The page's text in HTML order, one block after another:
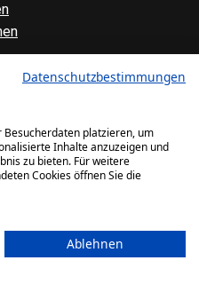
Datenschutzbestimmungen
platzieren, um
Inhalte anzuzeigen und
zu bieten. Für weitere
Cookies öffnen Sie die
Ablehnen